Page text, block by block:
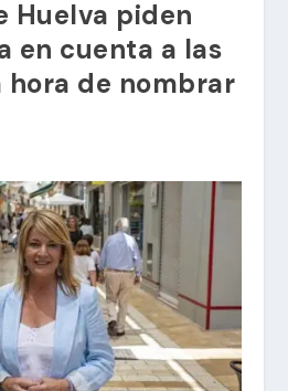
Huelva piden
en cuenta a las
hora de nombrar